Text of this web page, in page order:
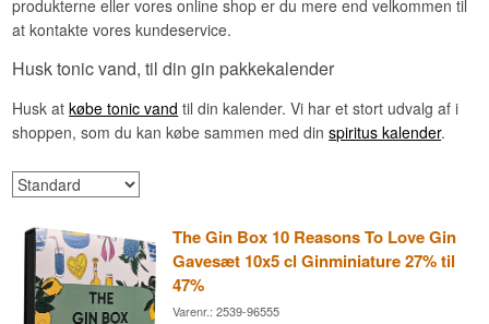
produkterne eller vores online shop er du mere end velkommen til
at kontakte vores kundeservice.
Husk tonic vand, til din gin pakkekalender
Husk atkøbe tonic vand til din kalender. Vi har et stort udvalg af i
shoppen, som du kan købe sammen med dinspiritus kalender.
The Gin Box 10 Reasons To Love Gin
Gavesæt 10x5 cl Ginminiature 27% til
47%
Varenr.: 2539-96555